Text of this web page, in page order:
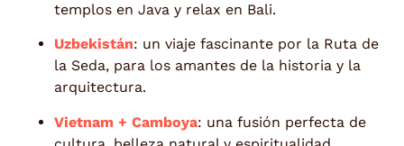
templos en Java y relax en Bali.
Uzbekistán: un viaje fascinante por la Ruta de
la Seda, para los amantes de la historia y la
arquitectura.
Vietnam + Camboya: una fusión perfecta de